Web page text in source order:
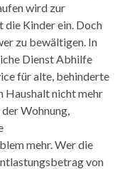
wird zur
die Kinder ein. Doch
zu bewältigen. In
Dienst Abhilfe
für alte, behinderte
Haushalt nicht mehr
Wohnung,
mehr. Wer die
von